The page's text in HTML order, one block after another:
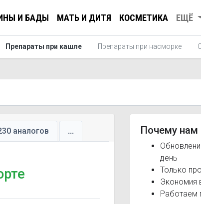
И БАДЫ МАТЬ И ДИТЯ КОСМЕТИКА ЕЩЁ
Препараты при кашле Препараты при насморке
аналогов ... Почему нам
день
Только
Экономия
Работаем